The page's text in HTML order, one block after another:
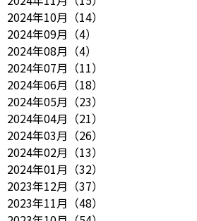
2024年10月 （14）
2024年09月 （4）
2024年08月 （4）
2024年07月 （11）
2024年06月 （18）
2024年05月 （23）
2024年04月 （21）
2024年03月 （26）
2024年02月 （13）
2024年01月 （32）
2023年12月 （37）
2023年11月 （48）